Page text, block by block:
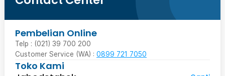
Pembelian Online
Telp : (021) 39 700 200
Customer Service (WA) : 0899 721 7050
Toko Kami